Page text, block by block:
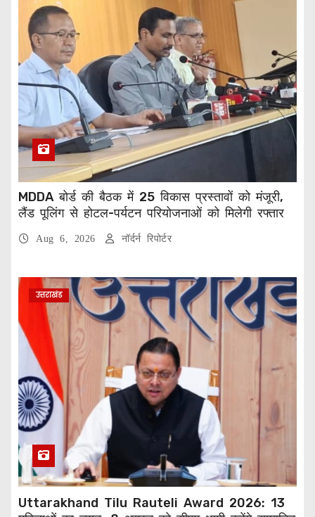
MDDA बोर्ड की बैठक में 25 विकास प्रस्तावों को मंजूरी,
लैंड पूलिंग से होटल-पर्यटन परियोजनाओं को मिलेगी रफ्तार
Aug 6, 2026 नॉर्दर्न रिपोर्टर
उत्तराखंड
Uttarakhand Tilu Rauteli Award 2026: 13